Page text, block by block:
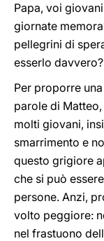
Papa, voi
giornate
pellegrini di
esserlo davvero?
Per proporre
parole di
molti giovani,
smarrimento e
questo grigiore
che si può
persone. Anzi,
volto peggiore:
nel frastuono